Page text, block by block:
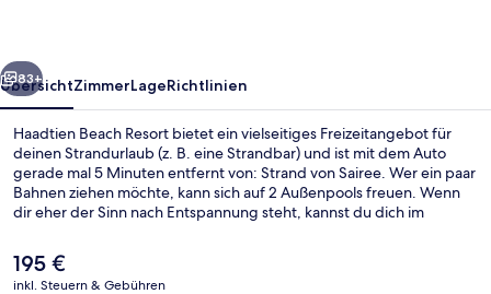
Weiter
83+
ÜbersichtZimmerLageRichtlinien
Haadtien Beach Resort bietet ein vielseitiges Freizeitangebot für
deinen Strandurlaub (z. B. eine Strandbar) und ist mit dem Auto
gerade mal 5 Minuten entfernt von: Strand von Sairee. Wer ein paar
Bahnen ziehen möchte, kann sich auf 2 Außenpools freuen. Wenn
dir eher der Sinn nach Entspannung steht, kannst du dich im
Aromatherapie verwöhnen lassen. InSea beach bar and grill blickt
auf den Strand und ist zum Frühstück, Mittagessen und
Der
aktuelle
195 €
inkl. Steuern & Gebühren